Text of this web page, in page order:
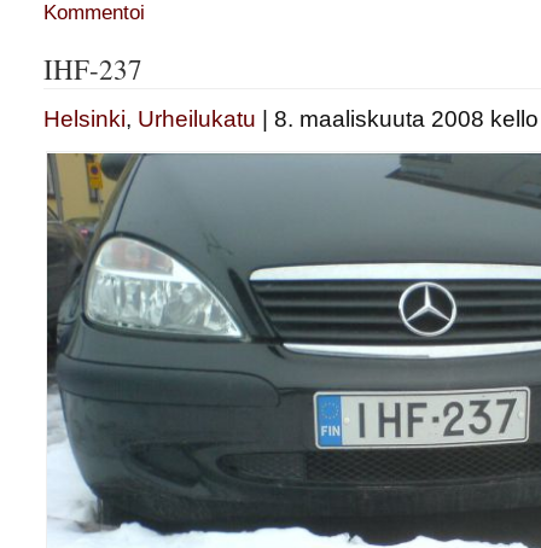
Kommentoi
IHF-237
Helsinki, Urheilukatu | 8. maaliskuuta 2008